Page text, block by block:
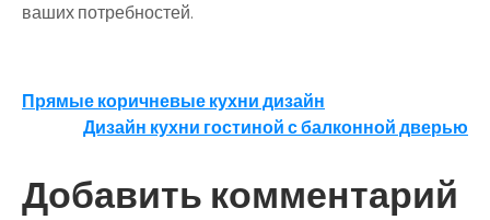
ваших потребностей.
Навигация
записям
Прямые коричневые кухни дизайн
Дизайн кухни гостиной с балконной дверью
Добавить комментарий